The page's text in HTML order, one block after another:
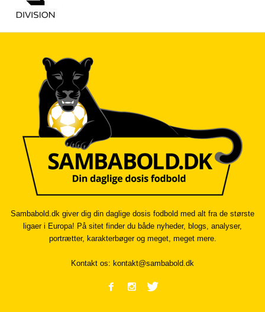
Sambabold.dk giver dig din daglige dosis fodbold med alt fra de største
ligaer i Europa! På sitet finder du både nyheder, blogs, analyser,
portrætter, karakterbøger og meget, meget mere.
Kontakt os: kontakt@sambabold.dk